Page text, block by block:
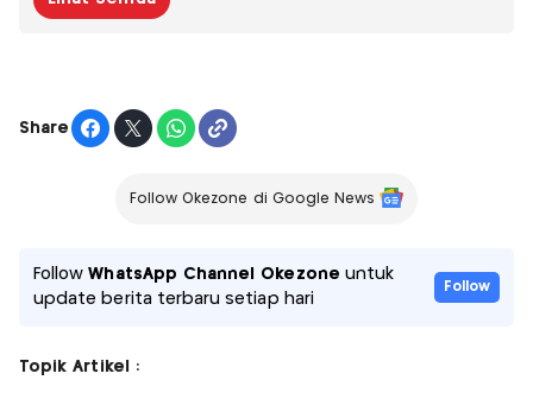
Share
Follow Okezone di Google News
FollowWhatsApp Channel Okezone untuk
update berita terbaru setiap hari
Follow
Topik Artikel :